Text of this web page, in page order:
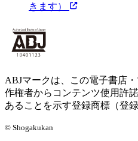
きます）
ABJマークは、この電子書店
作権者からコンテンツ使用許
あることを示す登録商標（登
© Shogakukan